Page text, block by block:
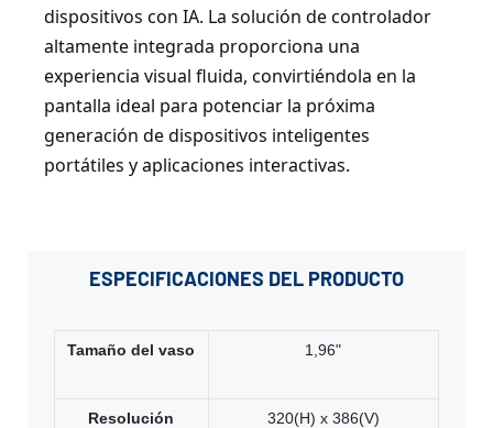
dispositivos con IA. La solución de controlador
altamente integrada proporciona una
experiencia visual fluida, convirtiéndola en la
pantalla ideal para potenciar la próxima
generación de dispositivos inteligentes
portátiles y aplicaciones interactivas.
ESPECIFICACIONES DEL PRODUCTO
Tamaño del vaso 1,96"
Resolución 320(H) x 386(V)